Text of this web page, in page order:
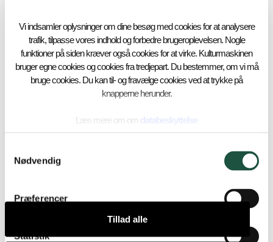
Vi indsamler oplysninger om dine besøg med cookies for at analysere
trafik, tilpasse vores indhold og forbedre brugeroplevelsen. Nogle
funktioner på siden kræver også cookies for at virke. Kulturmaskinen
bruger egne cookies og cookies fra tredjepart. Du bestemmer, om vi må
bruge cookies. Du kan til- og fravælge cookies ved at trykke på
knapperne herunder.
Læs mere om om databeskyttelse
Nødvendig
Præferencer
Statistik
Tillad alle